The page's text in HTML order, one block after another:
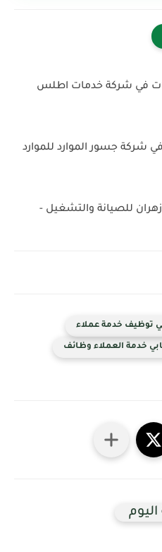
في شركة خدمات اطلس
جسور الموارد للموارد
للصيانة والتشغيل -
توظيف خدمة عملاء
خدمة العملاء وظائف